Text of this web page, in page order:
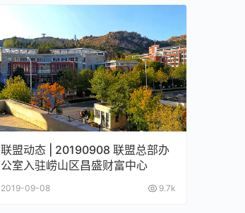
联盟动态 | 20190908 联盟总部办
公室入驻崂山区昌盛财富中心
2019-09-08 9.7k